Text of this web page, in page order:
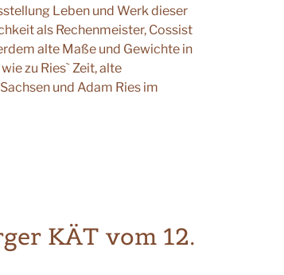
Leben und Werk dieser
als Rechenmeister, Cossist
alte Maße und Gewichte in
zu Ries` Zeit, alte
und Adam Ries im
KÄT vom 12.